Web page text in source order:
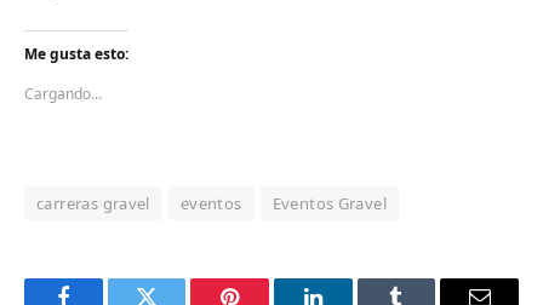
Me gusta esto:
Cargando...
carreras gravel eventos Eventos Gravel